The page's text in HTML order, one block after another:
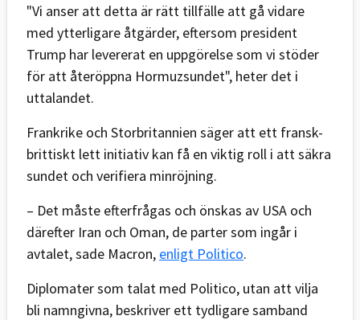
"Vi anser att detta är rätt tillfälle att gå vidare
med ytterligare åtgärder, eftersom president
Trump har levererat en uppgörelse som vi stöder
för att återöppna Hormuzsundet", heter det i
uttalandet.
Frankrike och Storbritannien säger att ett fransk-
brittiskt lett initiativ kan få en viktig roll i att säkra
sundet och verifiera minröjning.
– Det måste efterfrågas och önskas av USA och
därefter Iran och Oman, de parter som ingår i
avtalet, sade Macron, enligt Politico.
Diplomater som talat med Politico, utan att vilja
bli namngivna, beskriver ett tydligare samband